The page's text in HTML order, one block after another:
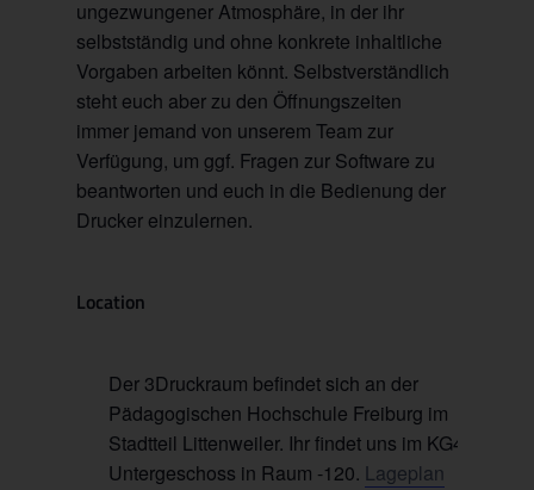
ungezwungener Atmosphäre, in der ihr
selbstständig und ohne konkrete inhaltliche
Vorgaben arbeiten könnt. Selbstverständlich
steht euch aber zu den Öffnungszeiten
immer jemand von unserem Team zur
Verfügung, um ggf. Fragen zur Software zu
beantworten und euch in die Bedienung der
Drucker einzulernen.
Location
Der 3Druckraum befindet sich an der
Pädagogischen Hochschule Freiburg im
Stadtteil Littenweiler. Ihr findet uns im KG4 im
Untergeschoss in Raum -120. Lageplan